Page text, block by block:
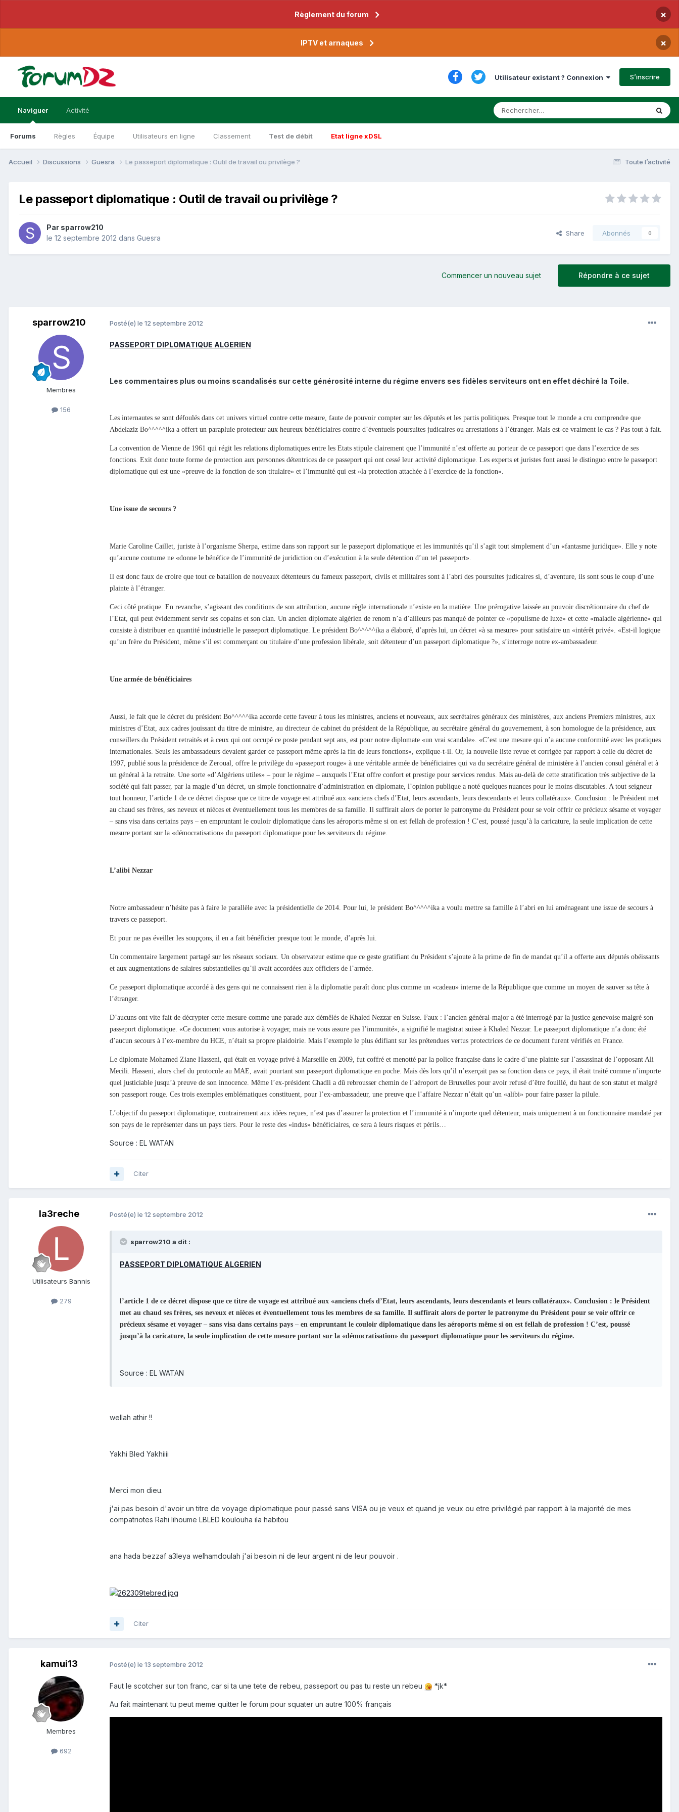
Règlement du forum ×
IPTV et arnaques ×
Utilisateur existant ? Connexion S’inscrire
Naviguer
Forums Règles Équipe Utilisateurs en ligne Classement Test de débit Etat ligne xDSL
Activité
Toute l’activité
Accueil Discussions Guesra Le passeport diplomatique : Outil de travail ou privilège ?
Le passeport diplomatique : Outil de travail ou privilège ?
Par sparrow210
le 12 septembre 2012 dans Guesra
Share Abonnés 0
Répondre à ce sujet
Commencer un nouveau sujet
sparrow210
Membres
156
Posté(e) le 12 septembre 2012
PASSEPORT DIPLOMATIQUE ALGERIEN
Les commentaires plus ou moins scandalisés sur cette générosité interne du régime envers ses fidèles serviteurs ont en effet déchiré la Toile.
Les internautes se sont défoulés dans cet univers virtuel contre cette mesure, faute de pouvoir compter sur les députés et les partis politiques. Presque tout le monde a cru comprendre que
Abdelaziz Bo^^^^^ika a offert un parapluie protecteur aux heureux bénéficiaires contre d’éventuels poursuites judicaires ou arrestations à l’étranger. Mais est-ce vraiment le cas ? Pas tout à fait.
La convention de Vienne de 1961 qui régit les relations diplomatiques entre les Etats stipule clairement que l’immunité n’est offerte au porteur de ce passeport que dans l’exercice de ses
fonctions. Exit donc toute forme de protection aux personnes détentrices de ce passeport qui ont cessé leur activité diplomatique. Les experts et juristes font aussi le distinguo entre le passeport
diplomatique qui est une «preuve de la fonction de son titulaire» et l’immunité qui est «la protection attachée à l’exercice de la fonction».
Une issue de secours ?
Marie Caroline Caillet, juriste à l’organisme Sherpa, estime dans son rapport sur le passeport diplomatique et les immunités qu’il s’agit tout simplement d’un «fantasme juridique». Elle y note
qu’aucune coutume ne «donne le bénéfice de l’immunité de juridiction ou d’exécution à la seule détention d’un tel passeport».
Il est donc faux de croire que tout ce bataillon de nouveaux détenteurs du fameux passeport, civils et militaires sont à l’abri des poursuites judicaires si, d’aventure, ils sont sous le coup d’une
plainte à l’étranger.
Ceci côté pratique. En revanche, s’agissant des conditions de son attribution, aucune règle internationale n’existe en la matière. Une prérogative laissée au pouvoir discrétionnaire du chef de
l’Etat, qui peut évidemment servir ses copains et son clan. Un ancien diplomate algérien de renom n’a d’ailleurs pas manqué de pointer ce «populisme de luxe» et cette «maladie algérienne» qui
consiste à distribuer en quantité industrielle le passeport diplomatique. Le président Bo^^^^^ika a élaboré, d’après lui, un décret «à sa mesure» pour satisfaire un «intérêt privé». «Est-il logique
qu’un frère du Président, même s’il est commerçant ou titulaire d’une profession libérale, soit détenteur d’un passeport diplomatique ?», s’interroge notre ex-ambassadeur.
Une armée de bénéficiaires
Aussi, le fait que le décret du président Bo^^^^^ika accorde cette faveur à tous les ministres, anciens et nouveaux, aux secrétaires généraux des ministères, aux anciens Premiers ministres, aux
ministres d’Etat, aux cadres jouissant du titre de ministre, au directeur de cabinet du président de la République, au secrétaire général du gouvernement, à son homologue de la présidence, aux
conseillers du Président retraités et à ceux qui ont occupé ce poste pendant sept ans, est pour notre diplomate «un vrai scandale». «C’est une mesure qui n’a aucune conformité avec les pratiques
internationales. Seuls les ambassadeurs devaient garder ce passeport même après la fin de leurs fonctions», explique-t-il. Or, la nouvelle liste revue et corrigée par rapport à celle du décret de
1997, publié sous la présidence de Zeroual, offre le privilège du «passeport rouge» à une véritable armée de bénéficiaires qui va du secrétaire général de ministère à l’ancien consul général et à
un général à la retraite. Une sorte «d’Algériens utiles» – pour le régime – auxquels l’Etat offre confort et prestige pour services rendus. Mais au-delà de cette stratification très subjective de la
société qui fait passer, par la magie d’un décret, un simple fonctionnaire d’administration en diplomate, l’opinion publique a noté quelques nuances pour le moins discutables. A tout seigneur
tout honneur, l’article 1 de ce décret dispose que ce titre de voyage est attribué aux «anciens chefs d’Etat, leurs ascendants, leurs descendants et leurs collatéraux». Conclusion : le Président met
au chaud ses frères, ses neveux et nièces et éventuellement tous les membres de sa famille. Il suffirait alors de porter le patronyme du Président pour se voir offrir ce précieux sésame et voyager
– sans visa dans certains pays – en empruntant le couloir diplomatique dans les aéroports même si on est fellah de profession ! C’est, poussé jusqu’à la caricature, la seule implication de cette
mesure portant sur la «démocratisation» du passeport diplomatique pour les serviteurs du régime.
L’alibi Nezzar
Notre ambassadeur n’hésite pas à faire le parallèle avec la présidentielle de 2014. Pour lui, le président Bo^^^^^ika a voulu mettre sa famille à l’abri en lui aménageant une issue de secours à
travers ce passeport.
Et pour ne pas éveiller les soupçons, il en a fait bénéficier presque tout le monde, d’après lui.
Un commentaire largement partagé sur les réseaux sociaux. Un observateur estime que ce geste gratifiant du Président s’ajoute à la prime de fin de mandat qu’il a offerte aux députés obéissants
et aux augmentations de salaires substantielles qu’il avait accordées aux officiers de l’armée.
Ce passeport diplomatique accordé à des gens qui ne connaissent rien à la diplomatie paraît donc plus comme un «cadeau» interne de la République que comme un moyen de sauver sa tête à
l’étranger.
D’aucuns ont vite fait de décrypter cette mesure comme une parade aux démêlés de Khaled Nezzar en Suisse. Faux : l’ancien général-major a été interrogé par la justice genevoise malgré son
passeport diplomatique. «Ce document vous autorise à voyager, mais ne vous assure pas l’immunité», a signifié le magistrat suisse à Khaled Nezzar. Le passeport diplomatique n’a donc été
d’aucun secours à l’ex-membre du HCE, n’était sa propre plaidoirie. Mais l’exemple le plus édifiant sur les prétendues vertus protectrices de ce document furent vérifiés en France.
Le diplomate Mohamed Ziane Hasseni, qui était en voyage privé à Marseille en 2009, fut coffré et menotté par la police française dans le cadre d’une plainte sur l’assassinat de l’opposant Ali
Mecili. Hasseni, alors chef du protocole au MAE, avait pourtant son passeport diplomatique en poche. Mais dès lors qu’il n’exerçait pas sa fonction dans ce pays, il était traité comme n’importe
quel justiciable jusqu’à preuve de son innocence. Même l’ex-président Chadli a dû rebrousser chemin de l’aéroport de Bruxelles pour avoir refusé d’être fouillé, du haut de son statut et malgré
son passeport rouge. Ces trois exemples emblématiques constituent, pour l’ex-ambassadeur, une preuve que l’affaire Nezzar n’était qu’un «alibi» pour faire passer la pilule.
L’objectif du passeport diplomatique, contrairement aux idées reçues, n’est pas d’assurer la protection et l’immunité à n’importe quel détenteur, mais uniquement à un fonctionnaire mandaté par
son pays de le représenter dans un pays tiers. Pour le reste des «indus» bénéficiaires, ce sera à leurs risques et périls…
Source : EL WATAN
Citer
la3reche
Utilisateurs Bannis
279
Posté(e) le 12 septembre 2012
sparrow210 a dit :
PASSEPORT DIPLOMATIQUE ALGERIEN
l’article 1 de ce décret dispose que ce titre de voyage est attribué aux «anciens chefs d’Etat, leurs ascendants, leurs descendants et leurs collatéraux». Conclusion : le Président
met au chaud ses frères, ses neveux et nièces et éventuellement tous les membres de sa famille. Il suffirait alors de porter le patronyme du Président pour se voir offrir ce
précieux sésame et voyager – sans visa dans certains pays – en empruntant le couloir diplomatique dans les aéroports même si on est fellah de profession ! C’est, poussé
jusqu’à la caricature, la seule implication de cette mesure portant sur la «démocratisation» du passeport diplomatique pour les serviteurs du régime.
Source : EL WATAN
wellah athir !!
Yakhi Bled Yakhiiii
Merci mon dieu.
j'ai pas besoin d'avoir un titre de voyage diplomatique pour passé sans VISA ou je veux et quand je veux ou etre privilégié par rapport à la majorité de mes
compatriotes Rahi lihoume LBLED koulouha ila habitou
ana hada bezzaf a3leya welhamdoulah j'ai besoin ni de leur argent ni de leur pouvoir .
Citer
kamui13
Membres
692
Posté(e) le 13 septembre 2012
Faut le scotcher sur ton franc, car si ta une tete de rebeu, passeport ou pas tu reste un rebeu *jk*
Au fait maintenant tu peut meme quitter le forum pour squater un autre 100% français